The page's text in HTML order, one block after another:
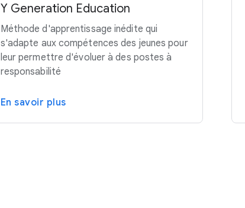
Y Generation Education
Méthode d'apprentissage inédite qui
s'adapte aux compétences des jeunes pour
leur permettre d'évoluer à des postes à
responsabilité
En savoir plus